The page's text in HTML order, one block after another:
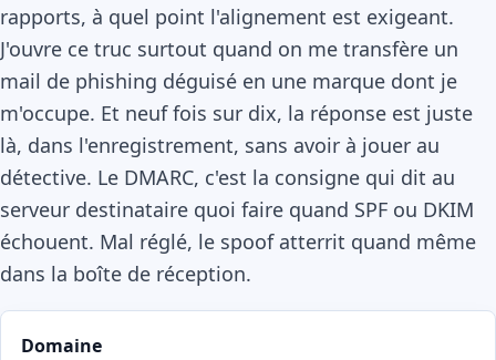
rapports, à quel point l'alignement est exigeant.
J'ouvre ce truc surtout quand on me transfère un
mail de phishing déguisé en une marque dont je
m'occupe. Et neuf fois sur dix, la réponse est juste
là, dans l'enregistrement, sans avoir à jouer au
détective. Le DMARC, c'est la consigne qui dit au
serveur destinataire quoi faire quand SPF ou DKIM
échouent. Mal réglé, le spoof atterrit quand même
dans la boîte de réception.
Domaine